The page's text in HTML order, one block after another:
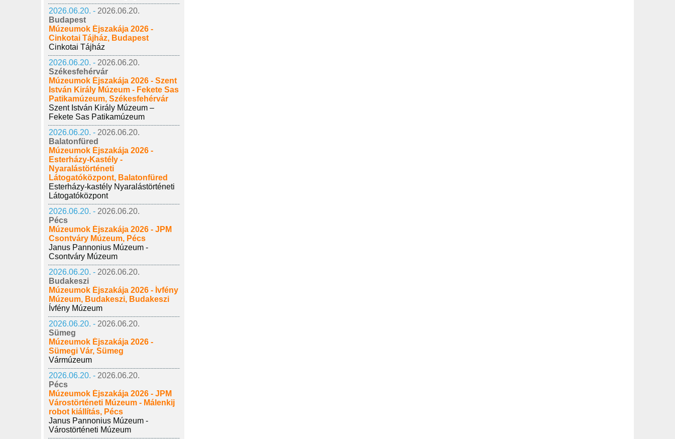
2026.06.20. - 2026.06.20.
Budapest
Múzeumok Éjszakája 2026 -
Cinkotai Tájház, Budapest
Cinkotai Tájház
2026.06.20. - 2026.06.20.
Székesfehérvár
Múzeumok Éjszakája 2026 - Szent
István Király Múzeum - Fekete Sas
Patikamúzeum, Székesfehérvár
Szent István Király Múzeum –
Fekete Sas Patikamúzeum
2026.06.20. - 2026.06.20.
Balatonfüred
Múzeumok Éjszakája 2026 -
Esterházy-Kastély -
Nyaralástörténeti
Látogatóközpont, Balatonfüred
Esterházy-kastély Nyaralástörténeti
Látogatóközpont
2026.06.20. - 2026.06.20.
Pécs
Múzeumok Éjszakája 2026 - JPM
Csontváry Múzeum, Pécs
Janus Pannonius Múzeum -
Csontváry Múzeum
2026.06.20. - 2026.06.20.
Budakeszi
Múzeumok Éjszakája 2026 - Ívfény
Múzeum, Budakeszi, Budakeszi
Ívfény Múzeum
2026.06.20. - 2026.06.20.
Sümeg
Múzeumok Éjszakája 2026 -
Sümegi Vár, Sümeg
Vármúzeum
2026.06.20. - 2026.06.20.
Pécs
Múzeumok Éjszakája 2026 - JPM
Várostörténeti Múzeum - Málenkij
robot kiállítás, Pécs
Janus Pannonius Múzeum -
Várostörténeti Múzeum